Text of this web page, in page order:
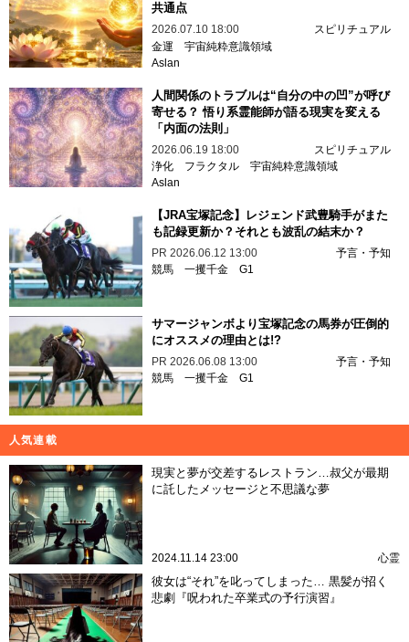
共通点
2026.07.10 18:00
スピリチュアル
金運 宇宙純粋意識領域
Aslan
人間関係のトラブルは“自分の中の凹”が呼び
寄せる？ 悟り系霊能師が語る現実を変える
「内面の法則」
2026.06.19 18:00
スピリチュアル
浄化
フラクタル 宇宙純粋意識領域
Aslan
【JRA宝塚記念】レジェンド武豊騎手がまた
も記録更新か？それとも波乱の結末か？
PR 2026.06.12 13:00
予言・予知
競馬 一攫千金 G1
サマージャンボより宝塚記念の馬券が圧倒的
にオススメの理由とは!?
PR 2026.06.08 13:00
予言・予知
競馬 一攫千金 G1
人気連載
現実と夢が交差するレストラン…叔父が最期
に託したメッセージと不思議な夢
2024.11.14 23:00 心霊
彼女は“それ”を叱ってしまった… 黒髪が招く
悲劇『呪われた卒業式の予行演習』